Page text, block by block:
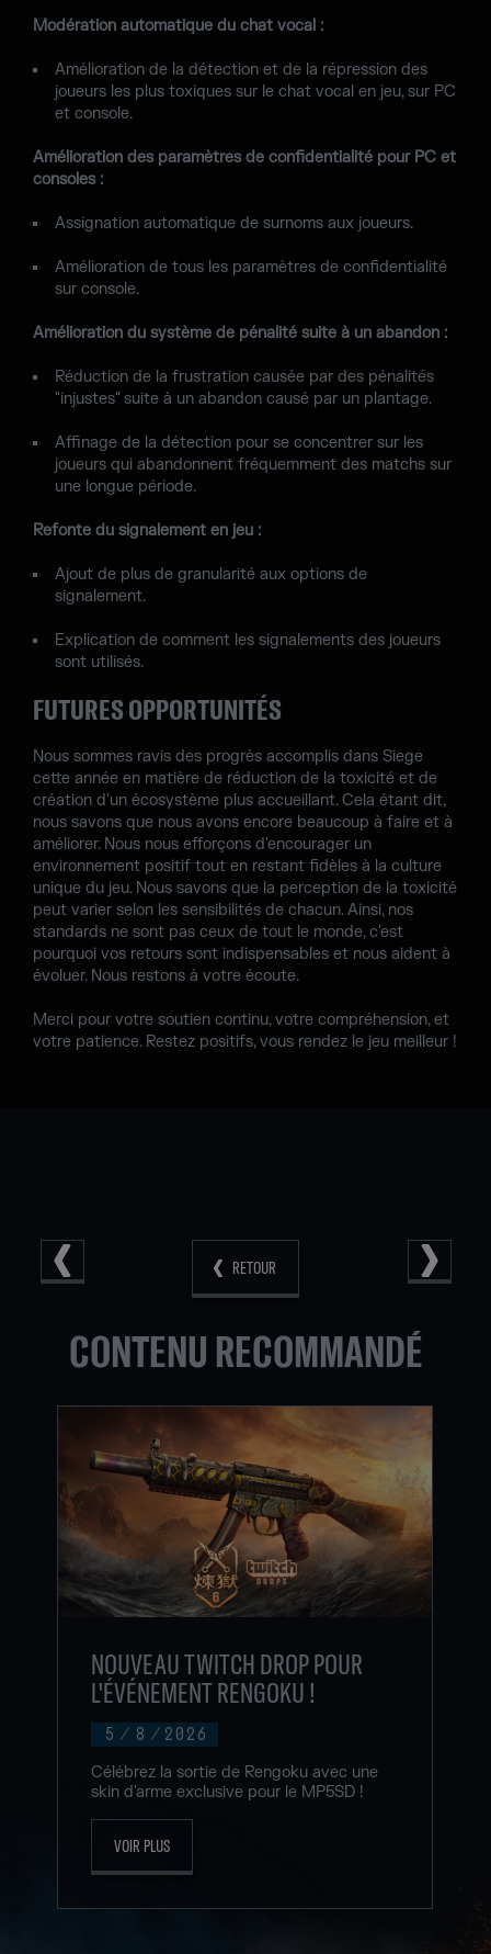
RETOUR
Modération automatique du chat vocal :
Amélioration de la détection et de la répression des
joueurs les plus toxiques sur le chat vocal en jeu, sur PC
et console.
Amélioration des paramètres de confidentialité pour PC et
consoles :
Assignation automatique de surnoms aux joueurs.
Amélioration de tous les paramètres de confidentialité
sur console.
Amélioration du système de pénalité suite à un abandon :
Réduction de la frustration causée par des pénalités
"injustes" suite à un abandon causé par un plantage.
Affinage de la détection pour se concentrer sur les
joueurs qui abandonnent fréquemment des matchs sur
une longue période.
Refonte du signalement en jeu :
Ajout de plus de granularité aux options de
signalement.
Explication de comment les signalements des joueurs
sont utilisés.
FUTURES OPPORTUNITÉS
Nous sommes ravis des progrès accomplis dans Siege
cette année en matière de réduction de la toxicité et de
création d'un écosystème plus accueillant. Cela étant dit,
nous savons que nous avons encore beaucoup à faire et à
améliorer. Nous nous efforçons d'encourager un
environnement positif tout en restant fidèles à la culture
unique du jeu. Nous savons que la perception de la toxicité
peut varier selon les sensibilités de chacun. Ainsi, nos
standards ne sont pas ceux de tout le monde, c'est
pourquoi vos retours sont indispensables et nous aident à
évoluer. Nous restons à votre écoute.
Merci pour votre soutien continu, votre compréhension, et
votre patience. Restez positifs, vous rendez le jeu meilleur !
CONTENU RECOMMANDÉ
5 / 8 / 2026
NOUVEAU TWITCH DROP POUR
L'ÉVÉNEMENT RENGOKU !
Célébrez la sortie de Rengoku avec une
skin d'arme exclusive pour le MP5SD !
VOIR PLUS